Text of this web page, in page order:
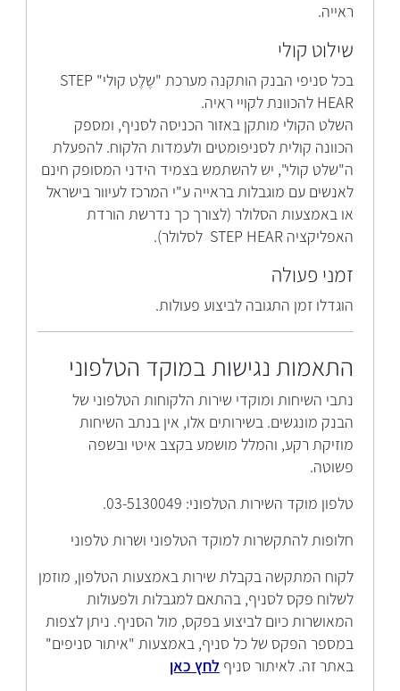
ראייה.
שילוט קולי
בכל סניפי הבנק הותקנה מערכת "שֶלֶט קולי" STEP
HEAR להכוונת לקויי ראיה.
השלט הקולי מותקן באזור הכניסה לסניף, ומספק
הכוונה קולית לסניפומטים ולעמדות הלקוח. להפעלת
ה"שלט קולי", יש להשתמש בצמיד הידני המסופק חינם
לאנשים עם מוגבלות בראייה ע"י המרכז לעיוור בישראל
או באמצעות הסלולר (לצורך כך נדרשת הורדת
האפליקציה STEP HEAR לסלולר).
זמני פעולה
הוגדלו זמן התגובה לביצוע פעולות.
התאמות נגישות במוקד הטלפוני
נתבי השיחות ומוקדי שירות הלקוחות הטלפוני של
הבנק מונגשים. בשירותים אלו, אין בנתב השיחות
מוזיקת רקע, והמלל מושמע בקצב איטי ובשפה
פשוטה.
טלפון מוקד השירות הטלפוני: 03-5130049.
חלופות להתקשרות למוקד הטלפוני ושרות טלפוני
לקוח המתקשה בקבלת שירות באמצעות הטלפון, מוזמן
לשלוח פקס לסניף, בהתאם למגבלות ולפעולות
המאושרות כיום לביצוע בפקס, מול הסניף. ניתן לצפות
במספר הפקס של כל סניף, באמצעות "איתור סניפים"
באתר זה. לאיתור סניף לחץ כאן